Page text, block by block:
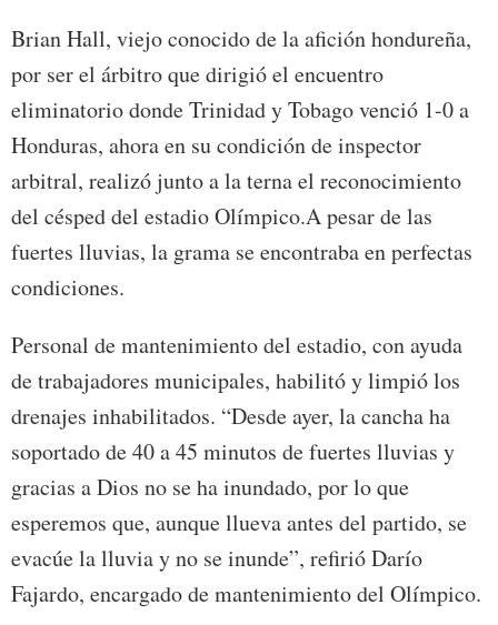
Brian Hall, viejo conocido de la afición hondureña,
por ser el árbitro que dirigió el encuentro
eliminatorio donde Trinidad y Tobago venció 1-0 a
Honduras, ahora en su condición de inspector
arbitral, realizó junto a la terna el reconocimiento
del césped del estadio Olímpico.A pesar de las
fuertes lluvias, la grama se encontraba en perfectas
condiciones.
Personal de mantenimiento del estadio, con ayuda
de trabajadores municipales, habilitó y limpió los
drenajes inhabilitados. “Desde ayer, la cancha ha
soportado de 40 a 45 minutos de fuertes lluvias y
gracias a Dios no se ha inundado, por lo que
esperemos que, aunque llueva antes del partido, se
evacúe la lluvia y no se inunde”, refirió Darío
Fajardo, encargado de mantenimiento del Olímpico.